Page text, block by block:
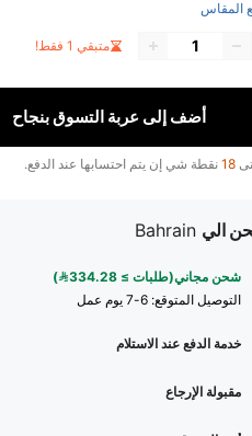
المقاس
متبقي 1 فقط!
أضف إلى عربة التسوق بنجاح
18 نقطة شي إن يتم احتسابها عند الدفع.
الي Bahrain
شحن مجاني(طلبات ≥ 334.28)
التوصيل المتوقع: 6-7 يوم عمل
خدمة الدفع عند الاستلام
مقبولة الإرجاع